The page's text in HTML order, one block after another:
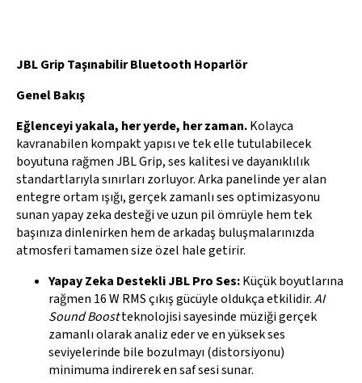
JBL Grip Taşınabilir Bluetooth Hoparlör
Genel Bakış
Eğlenceyi yakala, her yerde, her zaman.Kolayca
kavranabilen kompakt yapısı ve tek elle tutulabilecek
boyutuna rağmen JBL Grip, ses kalitesi ve dayanıklılık
standartlarıyla sınırları zorluyor. Arka panelinde yer alan
entegre ortam ışığı, gerçek zamanlı ses optimizasyonu
sunan yapay zeka desteği ve uzun pil ömrüyle hem tek
başınıza dinlenirken hem de arkadaş buluşmalarınızda
atmosferi tamamen size özel hale getirir.
Yapay Zeka Destekli JBL Pro Ses:Küçük boyutlarına
rağmen 16 W RMS çıkış gücüyle oldukça etkilidir.AI
Sound Boostteknolojisi sayesinde müziği gerçek
zamanlı olarak analiz eder ve en yüksek ses
seviyelerinde bile bozulmayı (distorsiyonu)
minimuma indirerek en saf sesi sunar.